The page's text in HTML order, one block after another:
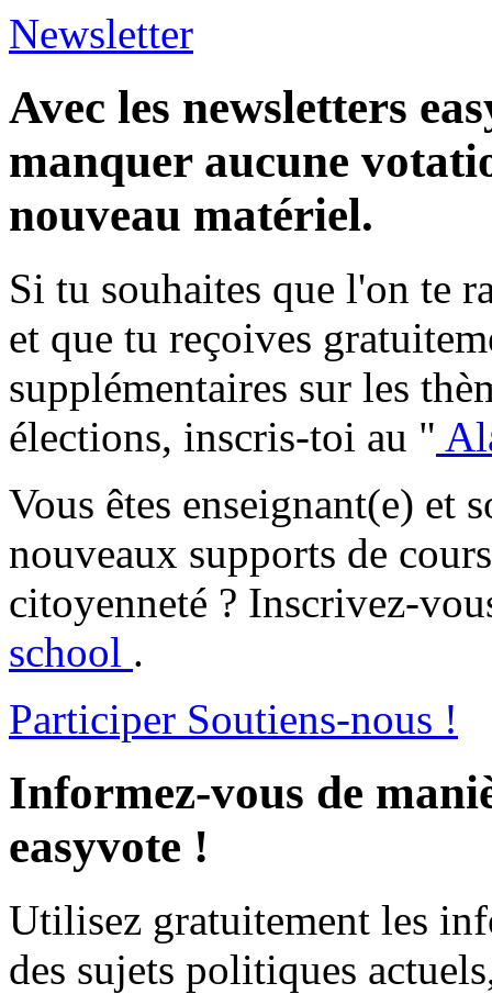
Newsletter
Avec les newsletters
manquer aucune
nouveau matériel.
Si tu souhaites que l'on te
et que tu reçoives
supplémentaires sur les
élections, inscris-toi au "
Vous êtes enseignant(e) et
nouveaux supports de
citoyenneté ? Inscrivez-
school .
Participer Soutiens-nous !
Informez-vous de
easyvote !
Utilisez gratuitement les
des sujets politiques